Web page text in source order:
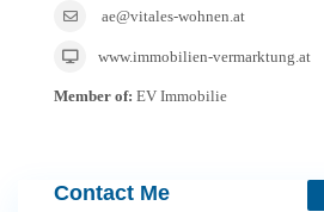
ae@vitales-wohnen.at
www.immobilien-vermarktung.at
Member of: EV Immobilie
Contact Me